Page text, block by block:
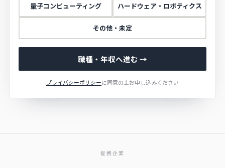
量子コンピューティング ハードウェア・ロボティクス
その他・未定
職種・年収へ進む →
プライバシーポリシーに同意の上お申し込みください
提携企業